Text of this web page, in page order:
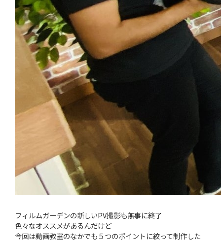
フィルムガーデンの新しいPV撮影も無事に終了
色々なオススメがあるんだけど
今回は動画教室のなかでも５つのポイントに絞って制作した